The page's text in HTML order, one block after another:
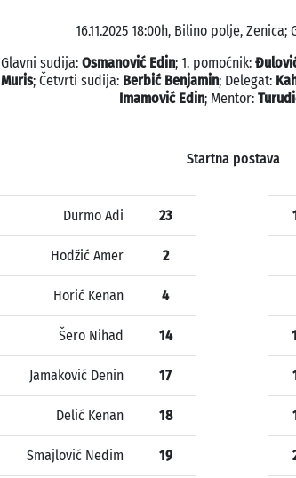
16.11.2025 18:00h, Bilino polje, Zenica;
Glavni sudija: Osmanović Edin; 1. pomoćnik:
Muris; Četvrti sudija: Berbić Benjamin; Delegat:
Imamović Edin; Mentor:
Startna postava
Durmo Adi 23
Hodžić Amer 2
Horić Kenan 4
Šero Nihad 14
Jamaković Denin 17
Delić Kenan 18
Smajlović Nedim 19